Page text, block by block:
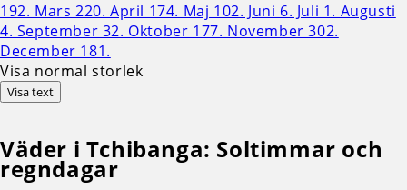
Visa normal storlek
Visa text
Väder i Tchibanga: Soltimmar och
regndagar